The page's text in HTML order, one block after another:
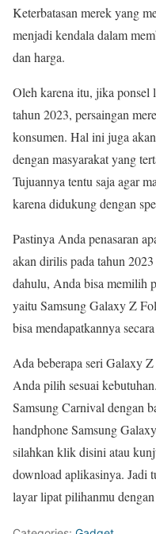
Keterbatasan merek yang
menjadi kendala dalam
dan harga.
Oleh karena itu, jika ponsel
tahun 2023, persaingan
konsumen. Hal ini juga
dengan masyarakat yang
Tujuannya tentu saja agar
karena didukung dengan
Pastinya Anda penasaran
akan dirilis pada tahun
dahulu, Anda bisa memilih
yaitu Samsung Galaxy Z
bisa mendapatkannya
Ada beberapa seri Galaxy
Anda pilih sesuai
Samsung Carnival dengan
handphone Samsung
silahkan klik disini atau
download aplikasinya. Jadi
layar lipat pilihanmu